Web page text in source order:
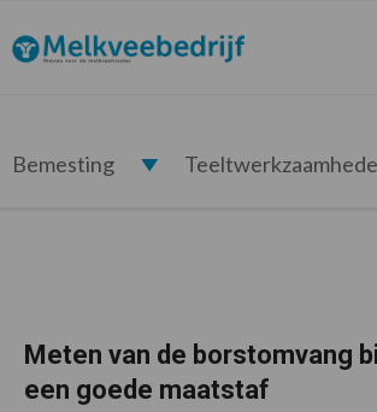
de
hoofdnavigatie
de
hoofd
de
eerste
de
voettekst
Melkveebedrijf.nl
Bemesting
Meten van de borstomvang
een goede maatstaf